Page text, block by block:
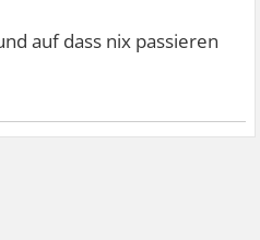
auf dass nix passieren